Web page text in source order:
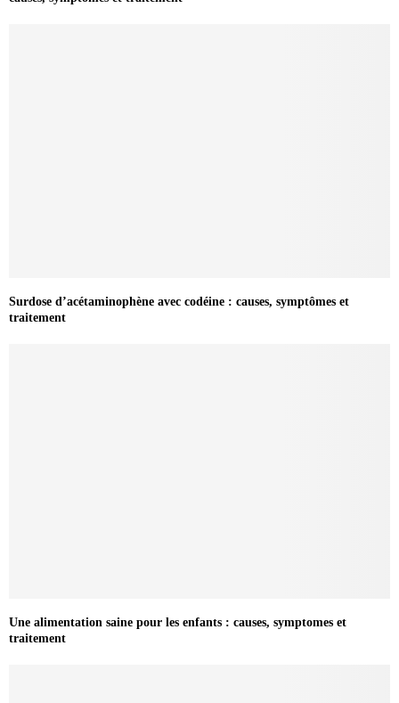
Surdose d’acétaminophène avec codéine : causes, symptômes et
traitement
Une alimentation saine pour les enfants : causes, symptomes et
traitement